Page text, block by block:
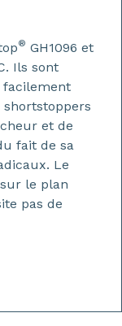
® GH1096 et
Ils sont
facilement
shortstoppers
et de
fait de sa
Le
le plan
pas de